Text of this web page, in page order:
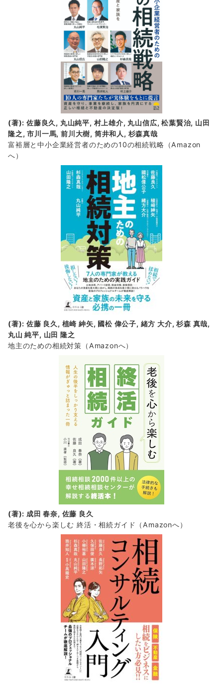
(著): 佐藤良久, 丸山純平, 村上雄介, 丸山信広, 松葉賢治, 山田
隆之, 市川一馬, 前川大樹, 筒井和人, 杉森真哉
富裕層と中小企業経営者のための10の相続戦略 （Amazon
へ）
(著): 佐藤 良久, 植崎 紳矢, 國松 偉公子, 緒方 大介, 杉森 真哉,
丸山 純平, 山田 隆之
地主のための相続対策 （Amazonへ）
(著): 成田 春奈, 佐藤 良久
老後を心から楽しむ 終活・相続ガイド
（Amazonへ）